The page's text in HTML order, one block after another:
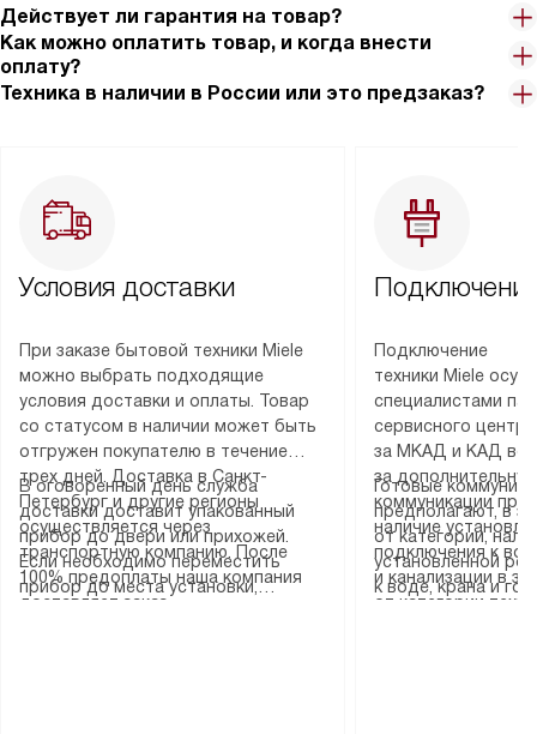
Действует ли гарантия на товар?
Как можно оплатить товар, и когда внести
оплату?
Техника в наличии в России или это предзаказ?
Условия доставки
При заказе бытовой техники Miele
можно выбрать подходящие
условия доставки и оплаты. Товар
со статусом в наличии может быть
отгружен покупателю в течение
трех дней. Доставка в Санкт-
Петербург и другие регионы
осуществляется через
транспортную компанию. После
100% предоплаты наша компания
доставляет заказ
В оговоренный день служба
доставки доставит упакованный
прибор до двери или прихожей.
Если необходимо переместить
прибор до места установки,
Подключение
техники Miele
специалистами
сервисного
за МКАД и КАД
за
коммуникации
наличие
подключения к
и канализации в
от категории
Готовые
предполагают, в
от категории,
установленной
к воде, крана и